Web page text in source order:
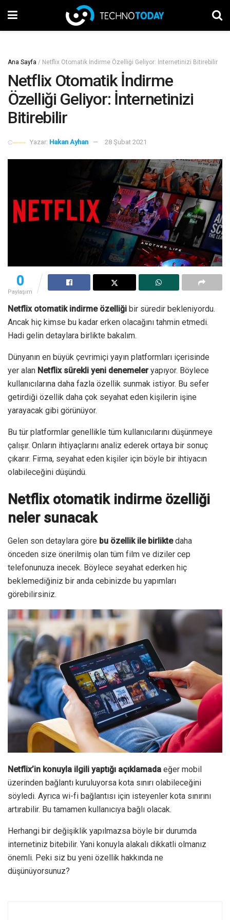
Ana Sayfa / Netflix Otomatik İndirme Özelliği Geliyor: İnternetinizi Bitirebilir
Netflix Otomatik İndirme
Özelliği Geliyor: İnternetinizi
Bitirebilir
Yazar: Hakan Ayhan 28 Şubat 2021
0
Paylaşım
Netflix otomatik indirme özelliği bir süredir bekleniyordu.
Ancak hiç kimse bu kadar erken olacağını tahmin etmedi.
Hadi gelin detaylara birlikte bakalım.
Dünyanın en büyük çevrimiçi yayın platformları içerisinde
yer alan Netflix sürekli yeni denemeleryapıyor. Böylece
kullanıcılarına daha fazla özellik sunmak istiyor. Bu sefer
getirdiği özellik daha çok seyahat eden kişilerin işine
yarayacak gibi görünüyor.
Bu tür platformlar genellikle tüm kullanıcılarını düşünmeye
çalışır. Onların ihtiyaçlarını analiz ederek ortaya bir sonuç
çıkarır. Firma, seyahat eden kişiler için böyle bir ihtiyacın
olabileceğini düşündü.
Netflix otomatik indirme özelliği
neler sunacak
Gelen son detaylara göre bu özellik ile birliktedaha
önceden size önerilmiş olan tüm film ve diziler cep
telefonunuza inecek. Böylece seyahat ederken hiç
beklemediğiniz bir anda cebinizde bu yapımları
görebilirsiniz.
Netflix’in konuyla ilgili yaptığı açıklamada eğer mobil
üzerinden bağlantı kuruluyorsa kota sınırı olabileceğini
söyledi. Ayrıca wi-fi bağlantısı için isteyenler kota sınırını
artırabilir. Bu tamamen kullanıcıya bağlı olacak.
Herhangi bir değişiklik yapılmazsa böyle bir durumda
internetiniz bitebilir. Yani konuyla alakalı dikkatli olmanız
önemli. Peki siz bu yeni özellik hakkında ne
düşünüyorsunuz?